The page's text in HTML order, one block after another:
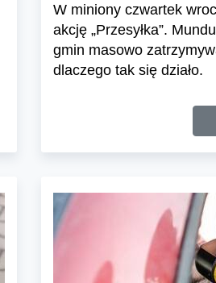
W miniony czwartek
akcję „Przesyłka”.
gmin masowo
dlaczego tak się działo.